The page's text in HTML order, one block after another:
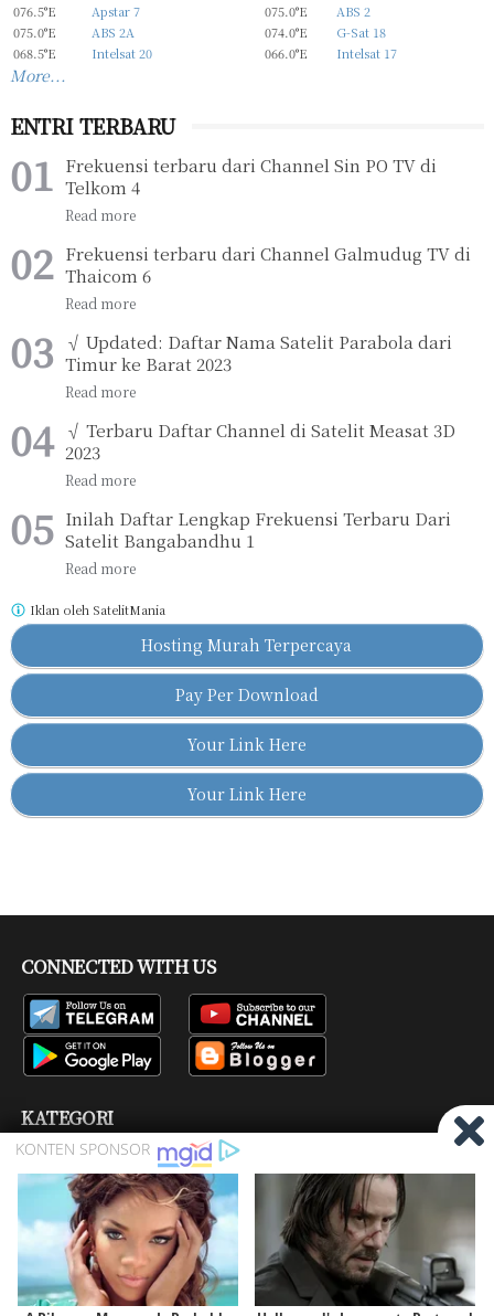
076.5°E
Apstar 7 075.0°E
ABS 2
075.0°E
ABS 2A 074.0°E
G-Sat 18
068.5°E
Intelsat 20 066.0°E Intelsat 17
More...
ENTRI TERBARU
Frekuensi terbaru dari Channel Sin PO TV di
Telkom 4
Frekuensi terbaru dari Channel Galmudug TV di
Thaicom 6
√ Updated: Daftar Nama Satelit Parabola dari
Timur ke Barat 2023
√ Terbaru Daftar Channel di Satelit Measat 3D
2023
Inilah Daftar Lengkap Frekuensi Terbaru Dari
Satelit Bangabandhu 1
Hosting Murah Terpercaya
Pay Per Download
Your Link Here
Your Link Here
Iklan oleh SatelitMania
CONNECTED WITH US
KATEGORI
Channel Tv Firmware
Ragam
Satelit
COPYRIGHT © 2016 -2026 BYSATELIT MANIA